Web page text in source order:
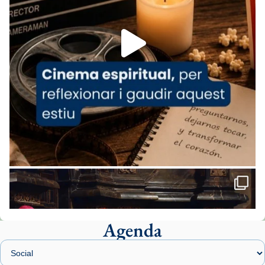
Foto
View on Facebook · Share
Arquebisbat de Barcelona
2 weeks ago
«Avui les santes Juliana i Semproniana ens
ajuden a alçar la mirada»
Mons. Sergi Gordo, bisbe de Tortosa, ha
presidit aquest 27 de juliol la missa de Les
Santes de Mataró.
🔗tinyurl.com/cvu5jmbk
📸 J. Merino
Agenda